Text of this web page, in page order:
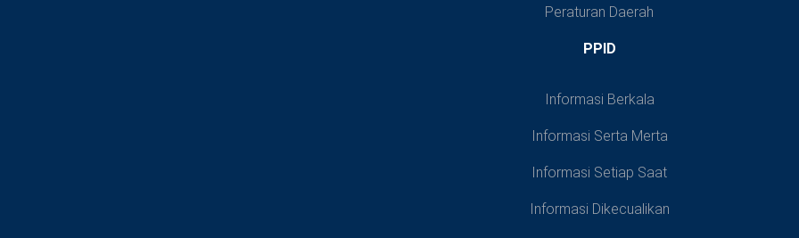
Peraturan Daerah
PPID
Informasi Berkala
Informasi Serta Merta
Informasi Setiap Saat
Informasi Dikecualikan